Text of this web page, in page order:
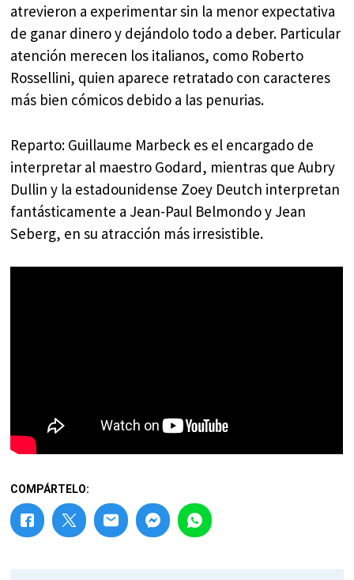
atrevieron a experimentar sin la menor expectativa
de ganar dinero y dejándolo todo a deber. Particular
atención merecen los italianos, como Roberto
Rossellini, quien aparece retratado con caracteres
más bien cómicos debido a las penurias.
Reparto: Guillaume Marbeck es el encargado de
interpretar al maestro Godard, mientras que Aubry
Dullin y la estadounidense Zoey Deutch interpretan
fantásticamente a Jean-Paul Belmondo y Jean
Seberg, en su atracción más irresistible.
COMPÁRTELO: